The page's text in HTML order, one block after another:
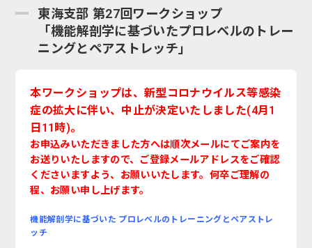
東海支部 第27回ワークショップ
「機能解剖学に基づいたプロレベルのトレー
ニングとペアストレッチ」
本ワークショップは、新型コロナウイルス等感染
症の拡大に伴い、中止が決定いたしました(4月1
日11時)。
お申込みいただきました方へは順次メールにてご案内を
お送りいたしますので、ご登録メールアドレスをご確認
くださいますよう、お願いいたします。何卒ご理解の
程、お願い申し上げます。
機能解剖学に基づいた プロレベルのトレーニングとペアストレ
ッチ